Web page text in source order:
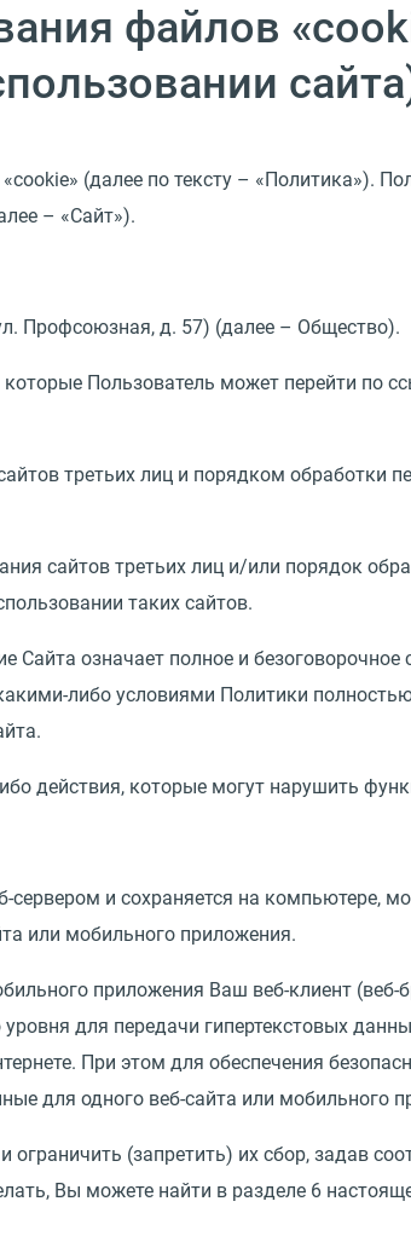
файлов
(далее по тексту – «Политика»).
– «Сайт»).
Профсоюзная, д. 57) (далее – Общество).
Пользователь может перейти по
третьих лиц и порядком обработки
сайтов третьих лиц и/или порядок
таких сайтов.
означает полное и безоговорочное
либо условиями Политики
действия, которые могут нарушить
сервером и сохраняется на компьютере,
или мобильного приложения.
приложения Ваш веб-клиент (веб-
для передачи гипертекстовых
При этом для обеспечения
для одного веб-сайта или мобильного
(запретить) их сбор, задав
Вы можете найти в разделе 6